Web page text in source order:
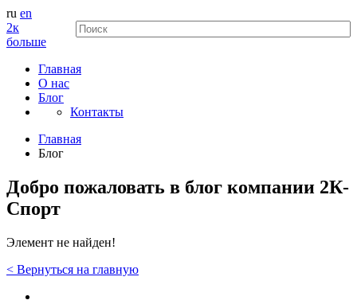
ru en
2к
больше
Главная
О нас
Блог
Контакты
Главная
Блог
Добро пожаловать в блог компании 2К-
Спорт
Элемент не найден!
< Вернуться на главную